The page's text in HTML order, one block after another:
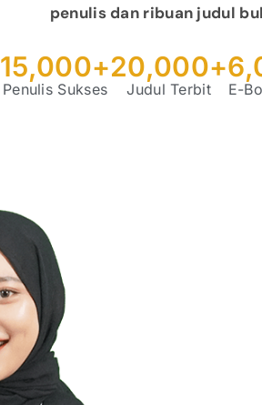
penulis dan ribuan judul
Penulis Sukses
15,000+
Judul Terbit
20,000+
E-